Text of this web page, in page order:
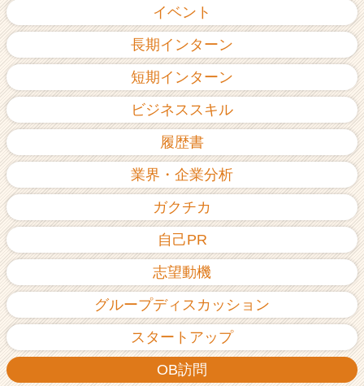
イベント
長期インターン
短期インターン
ビジネススキル
履歴書
業界・企業分析
ガクチカ
自己PR
志望動機
グループディスカッション
スタートアップ
OB訪問